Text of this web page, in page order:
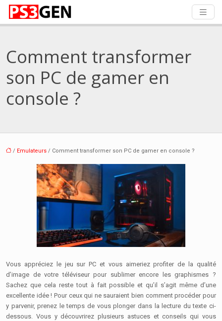
Comment transformer
son PC de gamer en
console ?
/ Emulateurs / Comment transformer son PC de gamer en console ?
Vous appréciez le jeu sur PC et vous aimeriez profiter de la qualité
d’image de votre téléviseur pour sublimer encore les graphismes ?
Sachez que cela reste tout à fait possible et qu’il s’agit même d’une
excellente idée ! Pour ceux qui ne sauraient bien comment procéder pour
y parvenir, prenez le temps de vous plonger dans la lecture du texte ci-
dessous. Vous y découvrirez plusieurs astuces et conseils qui vous